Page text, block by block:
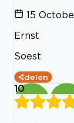
15
Ernst
Soest
delen
10